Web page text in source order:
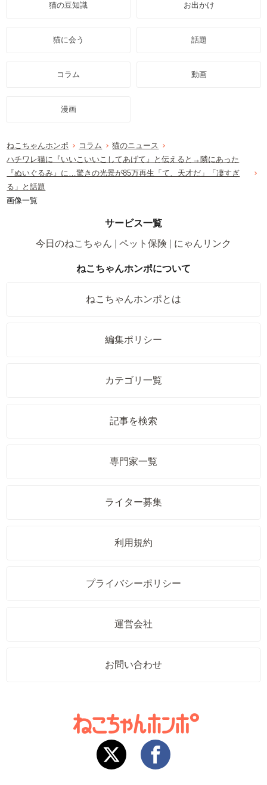
猫の豆知識 お出かけ
猫に会う 話題
コラム 動画
漫画
ねこちゃんホンポ コラム
猫のニュース
ハチワレ猫に『いいこいいこしてあげて』と伝えると→隣にあった
『ぬいぐるみ』に…驚きの光景が85万再生「て、天才だ」「凄すぎ
る」と話題
画像一覧
サービス一覧
今日のねこちゃん
ペット保険 にゃんリンク
ねこちゃんホンポについて
ねこちゃんホンポとは
編集ポリシー
カテゴリ一覧
記事を検索
専門家一覧
ライター募集
利用規約
プライバシーポリシー
運営会社
お問い合わせ